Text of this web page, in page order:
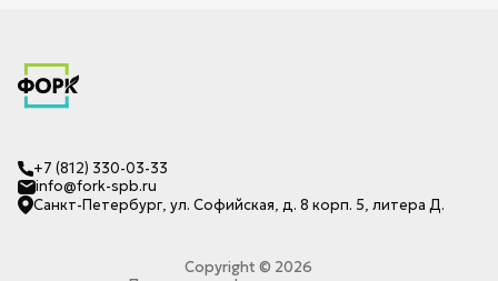
+7 (812) 330-03-33
info@fork-spb.ru
Санкт-Петербург, ул. Софийская, д. 8 корп. 5, литера Д.
Copyright © 2026